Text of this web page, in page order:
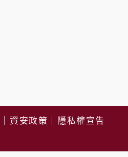
資安政策 隱私權宣告